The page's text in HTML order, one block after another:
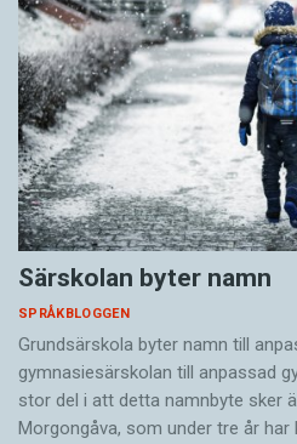
Särskolan byter namn
SPRÅKBLOGGEN
Grundsärskola byter namn till
gymnasiesärskolan till anpassad
stor del i att detta namnbyte sker
Morgongåva, som under tre år